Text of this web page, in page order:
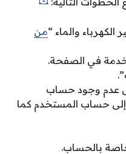
والماء “من
في الصفحة.
عدم وجود حساب
حساب المستخدم كما
بالحساب.